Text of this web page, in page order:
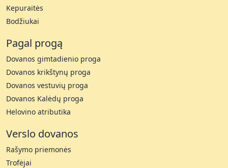
Kepuraitės
Bodžiukai
Pagal progą
Dovanos gimtadienio proga
Dovanos krikštynų proga
Dovanos vestuvių proga
Dovanos Kalėdų proga
Helovino atributika
Verslo dovanos
Rašymo priemonės
Trofėjai